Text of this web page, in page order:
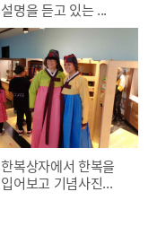
설명을 듣고 있는 ...
한복상자에서 한복을
입어보고 기념사진...